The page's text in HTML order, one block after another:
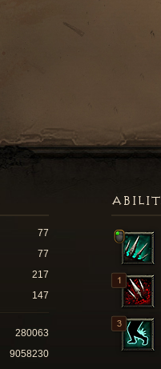
77
77
217
147
280063
9058230